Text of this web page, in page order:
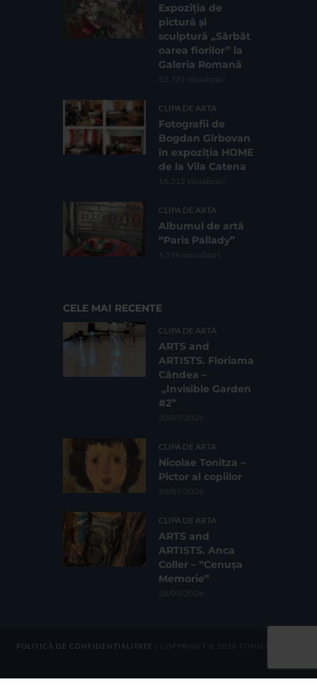
Expoziția de
pictură și
sculptură „Sărbăt
oarea florilor” la
Galeria Romană
62.731 vizualizari
CLIPA DE ARTA
Fotografii de
Bogdan Gîrbovan
în expoziția HOME
de la Vila Catena
16.212 vizualizari
CLIPA DE ARTA
Albumul de artă
“Paris Pallady”
6.596 vizualizari
CELE MAI RECENTE
CLIPA DE ARTA
ARTS and
ARTISTS. Floriama
Cândea –
„Invisible Garden
#2”
30/07/2026
CLIPA DE ARTA
Nicolae Tonitza –
Pictor al copiilor
29/07/2026
CLIPA DE ARTA
ARTS and
ARTISTS. Anca
Coller – “Cenușa
Memorie”
28/07/2026
POLITICĂ DE CONFIDENȚIALITATE | COPYRIGHT © 2026 TONICA GROUP